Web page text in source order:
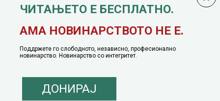
јануари, 1991 година
ЧИТАЊЕТО Е БЕСПЛАТНО.
АМА НОВИНАРСТВОТО НЕ Е.
Поддржете го слободното, независно, професионално
новинарство. Новинарство со интегритет.
ДОНИРАЈ